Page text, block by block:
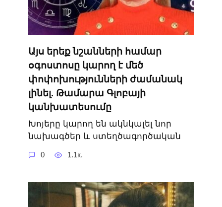
Այս երեք նշանների համար
օգոստոսը կարող է մեծ
փոփոխությունների ժամանակ
լինել. Թամարա Գլոբայի
կանխատեսումը
Խոյերը կարող են ակնկալել նոր
նախագծեր և ստեղծագործական
0 1.1к.